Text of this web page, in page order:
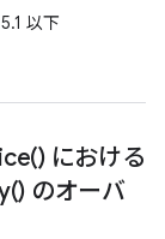
5.1 以下
) における
) のオーバ